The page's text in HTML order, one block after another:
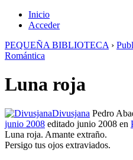
Inicio
Acceder
PEQUEÑA BIBLIOTECA ›
Romántica
Luna roja
Divusjana Pedro
junio 2008 editado junio 2008 en
Luna roja. Amante extraño.
Persigo tus ojos extraviados.